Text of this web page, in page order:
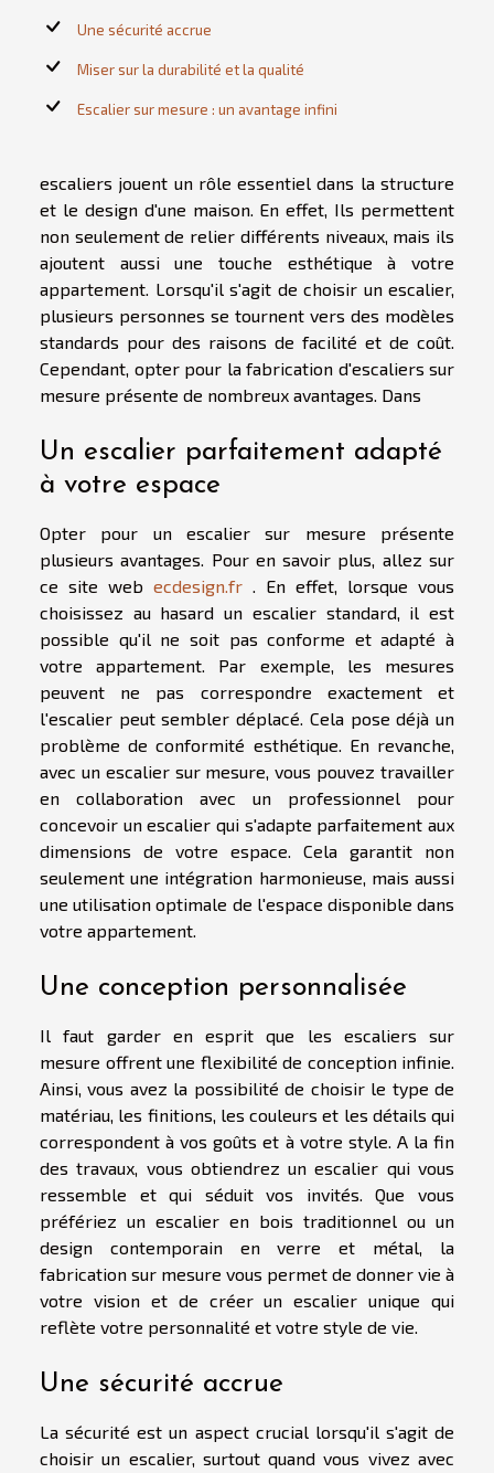
Une sécurité accrue
Miser sur la durabilité et la qualité
Escalier sur mesure : un avantage infini
escaliers jouent un rôle essentiel dans la structure
et le design d'une maison. En effet, Ils permettent
non seulement de relier différents niveaux, mais ils
ajoutent aussi une touche esthétique à votre
appartement. Lorsqu'il s'agit de choisir un escalier,
plusieurs personnes se tournent vers des modèles
standards pour des raisons de facilité et de coût.
Cependant, opter pour la fabrication d'escaliers sur
mesure présente de nombreux avantages. Dans
Un escalier parfaitement adapté
à votre espace
Opter pour un escalier sur mesure présente
plusieurs avantages. Pour en savoir plus, allez sur
ce site web ecdesign.fr . En effet, lorsque vous
choisissez au hasard un escalier standard, il est
possible qu'il ne soit pas conforme et adapté à
votre appartement. Par exemple, les mesures
peuvent ne pas correspondre exactement et
l'escalier peut sembler déplacé. Cela pose déjà un
problème de conformité esthétique. En revanche,
avec un escalier sur mesure, vous pouvez travailler
en collaboration avec un professionnel pour
concevoir un escalier qui s'adapte parfaitement aux
dimensions de votre espace. Cela garantit non
seulement une intégration harmonieuse, mais aussi
une utilisation optimale de l'espace disponible dans
votre appartement.
Une conception personnalisée
Il faut garder en esprit que les escaliers sur
mesure offrent une flexibilité de conception infinie.
Ainsi, vous avez la possibilité de choisir le type de
matériau, les finitions, les couleurs et les détails qui
correspondent à vos goûts et à votre style. A la fin
des travaux, vous obtiendrez un escalier qui vous
ressemble et qui séduit vos invités. Que vous
préfériez un escalier en bois traditionnel ou un
design contemporain en verre et métal, la
fabrication sur mesure vous permet de donner vie à
votre vision et de créer un escalier unique qui
reflète votre personnalité et votre style de vie.
Une sécurité accrue
La sécurité est un aspect crucial lorsqu'il s'agit de
choisir un escalier, surtout quand vous vivez avec